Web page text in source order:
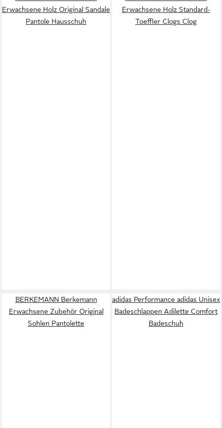
Erwachsene Holz Original Sandale
Pantole Hausschuh
Erwachsene Holz Standard-
Toeffler Clogs Clog
BERKEMANN Berkemann
Erwachsene Zubehör Original
Sohlen Pantolette
adidas Performance adidas Unisex
Badeschlappen Adilette Comfort
Badeschuh